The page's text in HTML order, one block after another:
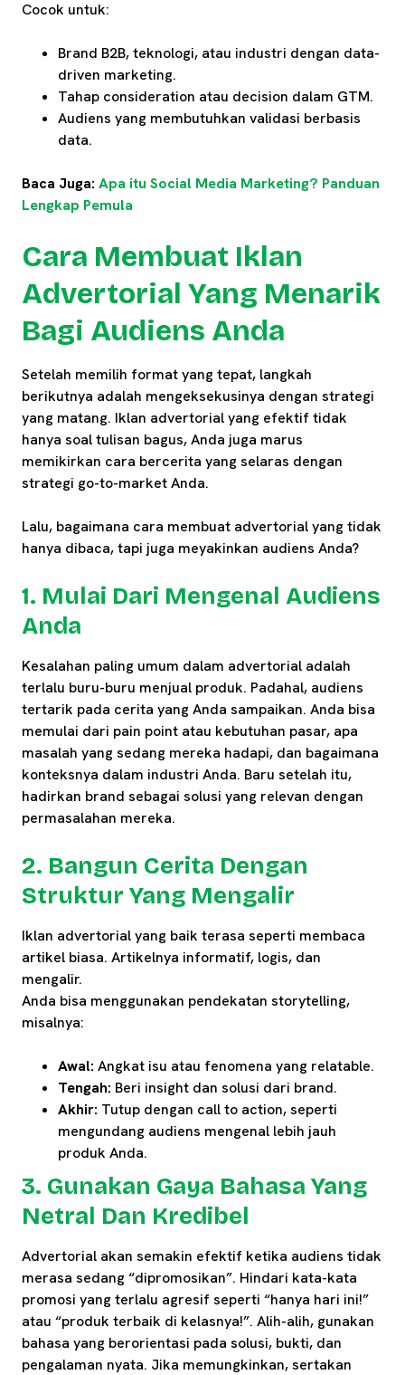
Cocok untuk:
Brand B2B, teknologi, atau industri dengan data-
driven marketing.
Tahap consideration atau decision dalam GTM.
Audiens yang membutuhkan validasi berbasis
data.
Baca Juga: Apa itu Social Media Marketing? Panduan
Lengkap Pemula
Cara Membuat Iklan
Advertorial Yang Menarik
Bagi Audiens Anda
Setelah memilih format yang tepat, langkah
berikutnya adalah mengeksekusinya dengan strategi
yang matang. Iklan advertorial yang efektif tidak
hanya soal tulisan bagus, Anda juga marus
memikirkan cara bercerita yang selaras dengan
strategi go-to-market Anda.
Lalu, bagaimana cara membuat advertorial yang tidak
hanya dibaca, tapi juga meyakinkan audiens Anda?
1. Mulai Dari Mengenal Audiens
Anda
Kesalahan paling umum dalam advertorial adalah
terlalu buru-buru menjual produk. Padahal, audiens
tertarik pada cerita yang Anda sampaikan. Anda bisa
memulai dari pain point atau kebutuhan pasar, apa
masalah yang sedang mereka hadapi, dan bagaimana
konteksnya dalam industri Anda. Baru setelah itu,
hadirkan brand sebagai solusi yang relevan dengan
permasalahan mereka.
2. Bangun Cerita Dengan
Struktur Yang Mengalir
Iklan advertorial yang baik terasa seperti membaca
artikel biasa. Artikelnya informatif, logis, dan
mengalir.
Anda bisa menggunakan pendekatan storytelling,
misalnya:
Awal: Angkat isu atau fenomena yang relatable.
Tengah: Beri insight dan solusi dari brand.
Akhir: Tutup dengan call to action, seperti
mengundang audiens mengenal lebih jauh
produk Anda.
3. Gunakan Gaya Bahasa Yang
Netral Dan Kredibel
Advertorial akan semakin efektif ketika audiens tidak
merasa sedang “dipromosikan”. Hindari kata-kata
promosi yang terlalu agresif seperti “hanya hari ini!”
atau “produk terbaik di kelasnya!”. Alih-alih, gunakan
bahasa yang berorientasi pada solusi, bukti, dan
pengalaman nyata. Jika memungkinkan, sertakan